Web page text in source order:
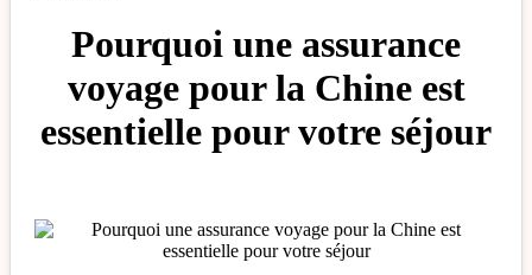
Pourquoi une assurance
voyage pour la Chine est
essentielle pour votre séjour